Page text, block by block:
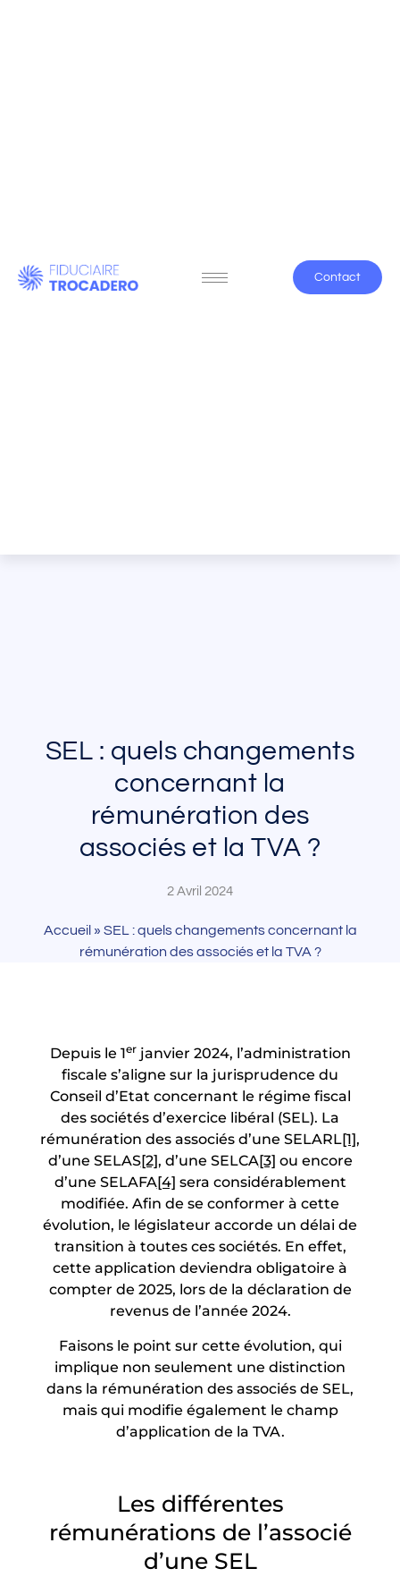
Contact
SEL : quels changements
concernant la
rémunération des
associés et la TVA ?
2 Avril 2024
Accueil » SEL : quels changements concernant la
rémunération des associés et la TVA ?
Depuis le 1erjanvier 2024, l’administration
fiscale s’aligne sur la jurisprudence du
Conseil d’Etat concernant le régime fiscal
des sociétés d’exercice libéral (SEL). La
rémunération des associés d’une SELARL[1],
d’une SELAS[2], d’une SELCA[3] ou encore
d’une SELAFA[4] sera considérablement
modifiée. Afin de se conformer à cette
évolution, le législateur accorde un délai de
transition à toutes ces sociétés. En effet,
cette application deviendra obligatoire à
compter de 2025, lors de la déclaration de
revenus de l’année 2024.
Faisons le point sur cette évolution, qui
implique non seulement une distinction
dans la rémunération des associés de SEL,
mais qui modifie également le champ
d’application de la TVA.
Les différentes
rémunérations de l’associé
d’une SEL